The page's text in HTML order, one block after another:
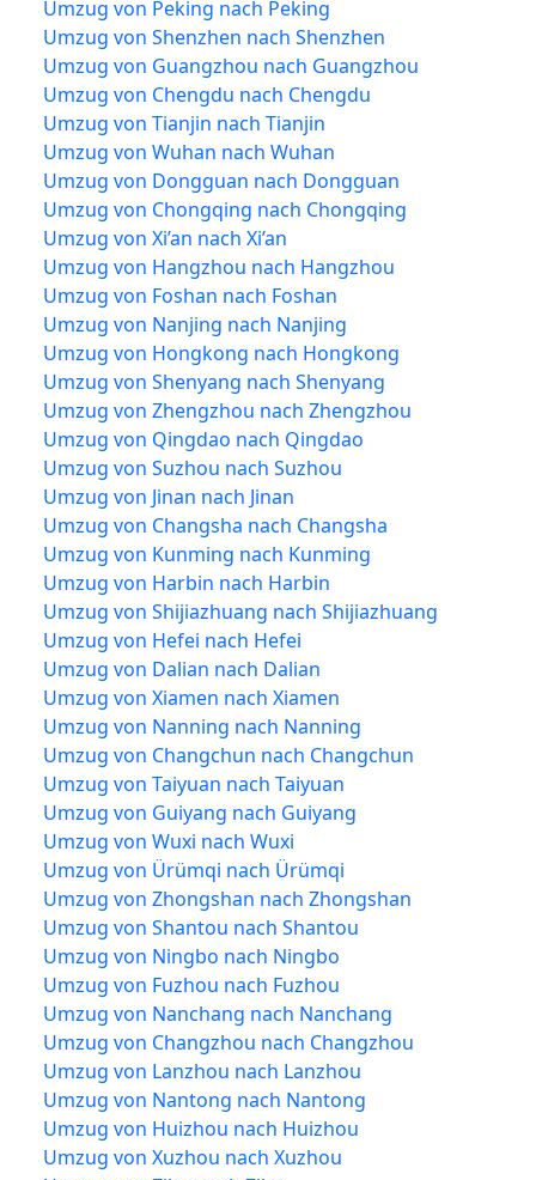
Umzug von Peking nach Peking
Umzug von Shenzhen nach Shenzhen
Umzug von Guangzhou nach Guangzhou
Umzug von Chengdu nach Chengdu
Umzug von Tianjin nach Tianjin
Umzug von Wuhan nach Wuhan
Umzug von Dongguan nach Dongguan
Umzug von Chongqing nach Chongqing
Umzug von Xi’an nach Xi’an
Umzug von Hangzhou nach Hangzhou
Umzug von Foshan nach Foshan
Umzug von Nanjing nach Nanjing
Umzug von Hongkong nach Hongkong
Umzug von Shenyang nach Shenyang
Umzug von Zhengzhou nach Zhengzhou
Umzug von Qingdao nach Qingdao
Umzug von Suzhou nach Suzhou
Umzug von Jinan nach Jinan
Umzug von Changsha nach Changsha
Umzug von Kunming nach Kunming
Umzug von Harbin nach Harbin
Umzug von Shijiazhuang nach Shijiazhuang
Umzug von Hefei nach Hefei
Umzug von Dalian nach Dalian
Umzug von Xiamen nach Xiamen
Umzug von Nanning nach Nanning
Umzug von Changchun nach Changchun
Umzug von Taiyuan nach Taiyuan
Umzug von Guiyang nach Guiyang
Umzug von Wuxi nach Wuxi
Umzug von Ürümqi nach Ürümqi
Umzug von Zhongshan nach Zhongshan
Umzug von Shantou nach Shantou
Umzug von Ningbo nach Ningbo
Umzug von Fuzhou nach Fuzhou
Umzug von Nanchang nach Nanchang
Umzug von Changzhou nach Changzhou
Umzug von Lanzhou nach Lanzhou
Umzug von Nantong nach Nantong
Umzug von Huizhou nach Huizhou
Umzug von Xuzhou nach Xuzhou